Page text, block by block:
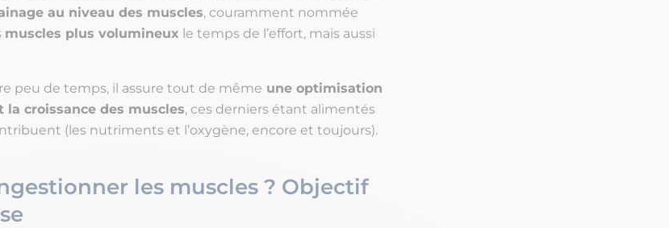
au niveau des muscles, couramment nommée
muscles plus volumineux le temps de l’effort, mais aussi
peu de temps, il assure tout de même une optimisation
la croissance des muscles, ces derniers étant alimentés
(les nutriments et l’oxygène, encore et toujours).
les muscles ? Objectif